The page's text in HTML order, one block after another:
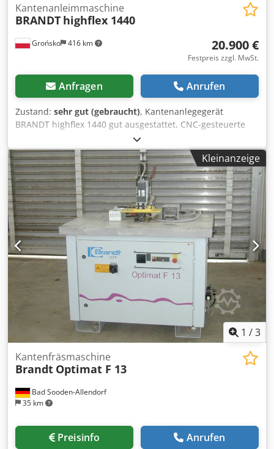
Grońsko 416 km
Kantenanleimmaschine
BRANDT highflex 1440
20.900 €
Festpreis zzgl. MwSt.
Anfragen Anrufen
Zustand: sehr gut (gebraucht), Kantenanlegegerät
BRANDT highflex 1440 gut ausgestattet, CNC-gesteuerte
Aggregate mit Bedienpult Vorfräser Plattenheizung
Vorkantenschmelzer Klebstoffauftrag mittels Walze
pneumatische Voranlegegiltine Andruckrollen
Abschneidfräser für Fertigstellung Fräseinheit oben/unten
2 x Eckbearbeitungseinheit R1-R2 Profilschleifaggregat
Flachschleifaggregat Flüssigkeiten Poliergerät Cjdpjzrf T
Refx Akvsha max. Elementhöhe 60 mm max. Furnierstärke
in der Rolle 3 mm max. Vorschub 14 m/min Zustand ideal
für eine gebrauchte Maschine.
Kleinanzeige
1 /3
Bad Sooden-Allendorf
35 km
Kantenfräsmaschine
Brandt Optimat F 13
Preisinfo Anrufen